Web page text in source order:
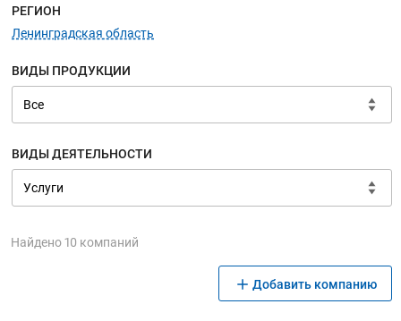
Меню навигации
РЕГИОН
Ленинградская область
ВИДЫ ПРОДУКЦИИ
ВИДЫ ДЕЯТЕЛЬНОСТИ
Найдено 10 компаний
Добавить компанию